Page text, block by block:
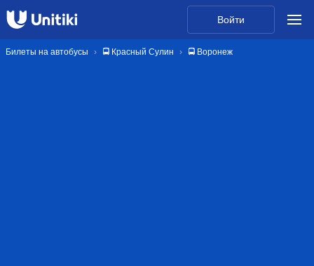
Войти
Билеты на автобусы 🚍 Красный Сулин 🚍 Воронеж